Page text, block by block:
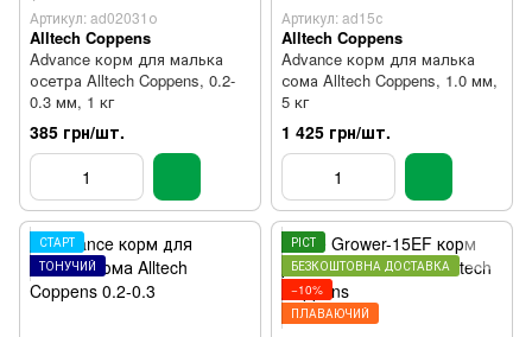
Артикул: ad02031о
Alltech Coppens
Advance корм для малька
осетра Alltech Coppens, 0.2-
0.3 мм, 1 кг
385 грн/шт.
Артикул: ad15с
Alltech Coppens
Advance корм для малька
сома Alltech Coppens, 1.0 мм,
5 кг
1 425 грн/шт.
СТАРТ
ТОНУЧИЙ
РІСТ
БЕЗКОШТОВНА ДОСТАВКА
−10%
ПЛАВАЮЧИЙ